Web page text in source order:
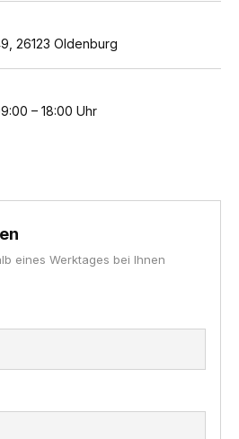
26123 Oldenburg
– 18:00 Uhr
eines Werktages bei Ihnen